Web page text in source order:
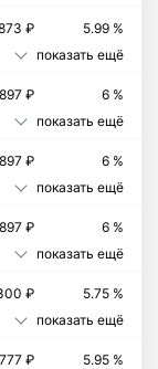
₽
5.99 %
показать ещё
₽
6 %
показать ещё
₽
6 %
показать ещё
₽
6 %
показать ещё
₽
5.75 %
показать ещё
₽
5.95 %